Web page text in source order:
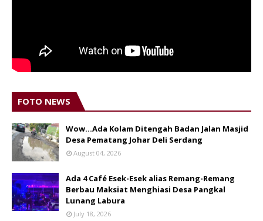
FOTO NEWS
Wow...Ada Kolam Ditengah Badan Jalan Masjid
Desa Pematang Johar Deli Serdang
August 04, 2026
Ada 4 Café Esek-Esek alias Remang-Remang
Berbau Maksiat Menghiasi Desa Pangkal
Lunang Labura
July 18, 2026